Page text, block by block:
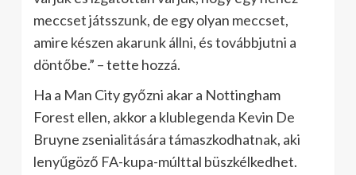
meccset játsszunk, de egy olyan meccset,
amire készen akarunk állni, és továbbjutni a
döntőbe.” – tette hozzá.
Ha a Man City győzni akar a Nottingham
Forest ellen, akkor a klublegenda Kevin De
Bruyne zsenialitására támaszkodhatnak, aki
lenyűgöző FA-kupa-múlttal büszkélkedhet.